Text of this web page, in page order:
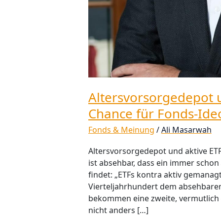
Altersvorsorgedepot
Chance für Fonds-
Fonds & Meinung /Ali Masarwah
Altersvorsorgedepot und aktive
ist absehbar, dass ein immer
findet: „ETFs kontra aktiv
Vierteljahrhundert dem
bekommen eine zweite,
nicht anders […]